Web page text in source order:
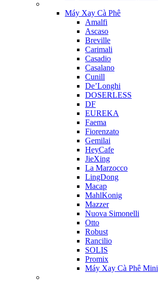
Máy Xay Cà Phê
Amalfi
Ascaso
Breville
Carimali
Casadio
Casalano
Cunill
De’Longhi
DOSERLESS
DF
EUREKA
Faema
Fiorenzato
Gemilai
HeyCafe
JieXing
La Marzocco
LingDong
Macap
MahlKonig
Mazzer
Nuova Simonelli
Otto
Robust
Rancilio
SOLIS
Promix
Máy Xay Cà Phê Mini